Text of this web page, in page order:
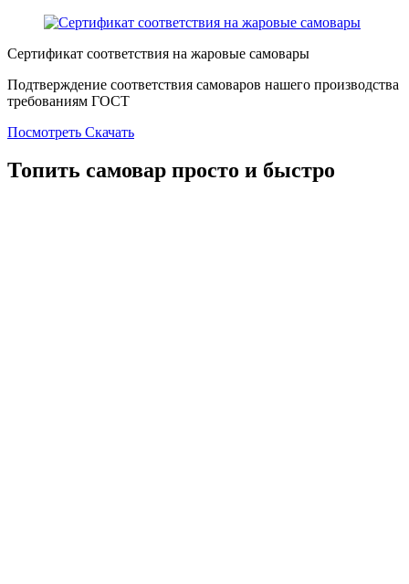
Сертификат соответствия на жаровые самовары
Подтверждение соответствия самоваров нашего производства
требованиям ГОСТ
Посмотреть Скачать
Топить самовар просто и быстро